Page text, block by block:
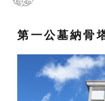
第一公墓納骨